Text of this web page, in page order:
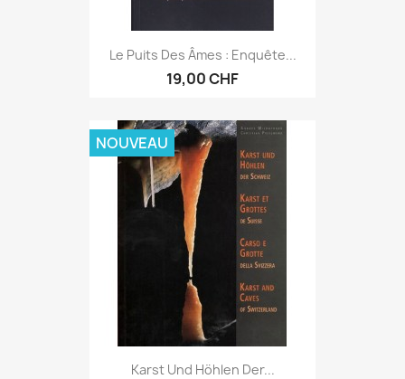
Le Puits Des Âmes : Enquête...
19,00 CHF
Karst Und Höhlen Der...
NOUVEAU